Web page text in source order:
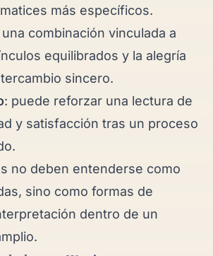
más específicos.
una combinación vinculada a
equilibrados y la alegría
sincero.
: puede reforzar una lectura de
y satisfacción tras un proceso
no deben entenderse como
sino como formas de
dentro de un